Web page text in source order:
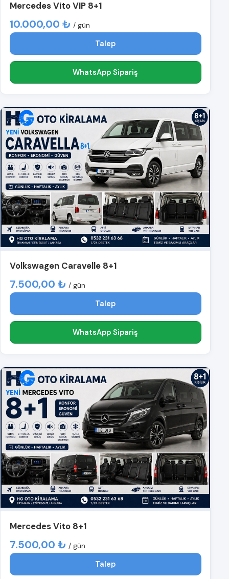
Mercedes Vito VIP 8+1
10.000,00 ₺ / gün
Talep
WhatsApp Sipariş
Volkswagen Caravelle 8+1
7.500,00 ₺ / gün
Talep
WhatsApp Sipariş
Mercedes Vito 8+1
7.500,00 ₺ / gün
Talep